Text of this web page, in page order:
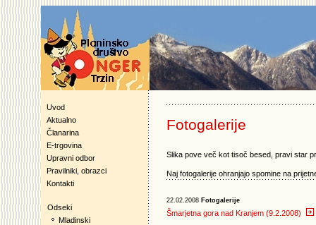
Uvod
Aktualno
Članarina
E-trgovina
Upravni odbor
Pravilniki, obrazci
Kontakti
Odseki
Mladinski
Fotogalerije
Slika pove več kot tisoč besed, pravi star
Naj fotogalerije ohranjajo spomine na
22.02.2008 Fotogalerije
Šmarjetna gora nad Kranjem (9.2.2008)